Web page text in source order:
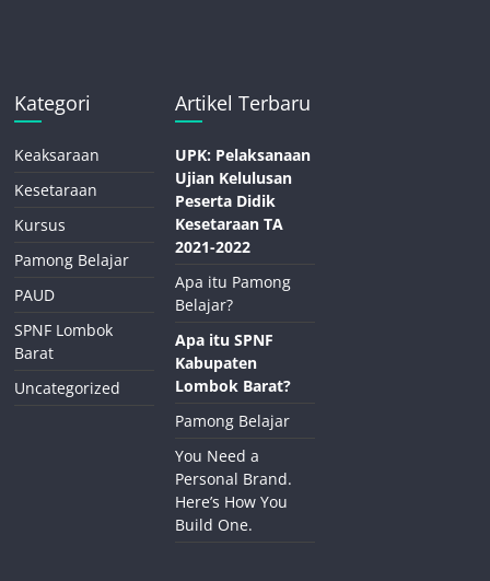
Kategori
Keaksaraan
Kesetaraan
Kursus
Pamong Belajar
PAUD
SPNF Lombok
Barat
Uncategorized
Artikel Terbaru
UPK: Pelaksanaan
Ujian Kelulusan
Peserta Didik
Kesetaraan TA
2021-2022
Apa itu Pamong
Belajar?
Apa itu SPNF
Kabupaten
Lombok Barat?
Pamong Belajar
You Need a
Personal Brand.
Here’s How You
Build One.